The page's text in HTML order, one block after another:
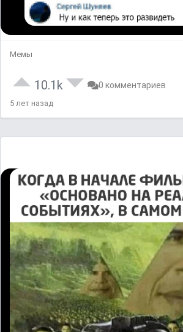
Мемы
10.1k 0 комментариев
5 лет назад